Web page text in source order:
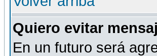
Quiero evitar
En un futuro será